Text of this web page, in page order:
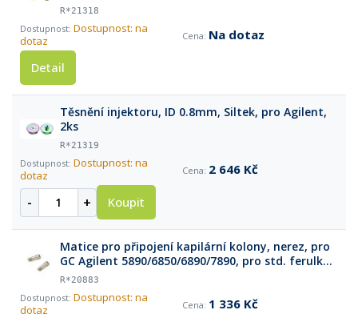
R*21318
Dostupnost: na
dotaz
Na dotaz
Detail
Těsnění injektoru, ID 0.8mm, Siltek, pro Agilent,
2ks
R*21319
Dostupnost: na
dotaz
2 646 Kč
- + Koupit
Matice pro připojení kapilární kolony, nerez, pro
GC Agilent 5890/6850/6890/7890, pro std. ferulky,
2ks
R*20883
Dostupnost: na
dotaz
1 336 Kč